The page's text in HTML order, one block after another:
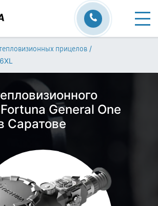
прицелов /
General One
Саратове